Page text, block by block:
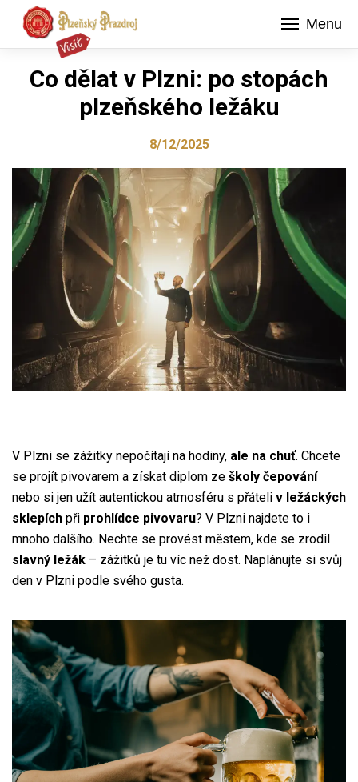
Menu
Co dělat v Plzni: po stopách
plzeňského ležáku
8/12/2025
V Plzni se zážitky nepočítají na hodiny, ale na chuť. Chcete
se projít pivovarem a získat diplom ze školy čepování
nebo si jen užít autentickou atmosféru s přáteli v ležáckých
sklepích při prohlídce pivovaru? V Plzni najdete to i
mnoho dalšího. Nechte se provést městem, kde se zrodil
slavný ležák – zážitků je tu víc než dost. Naplánujte si svůj
den v Plzni podle svého gusta.